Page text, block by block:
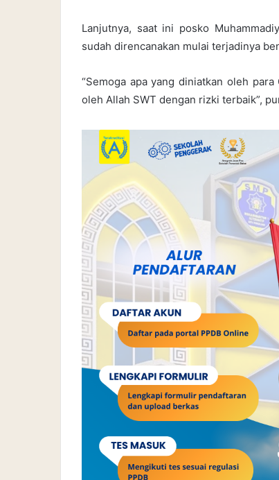
Lanjutnya, saat ini posko
sudah direncanakan mulai terjadinya
“Semoga apa yang diniatkan oleh
oleh Allah SWT dengan rizki terbaik”,